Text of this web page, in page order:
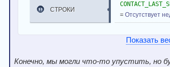
СТРОКИ
= Отсутствует
Показать
Конечно, мы могли что-то упустить, но